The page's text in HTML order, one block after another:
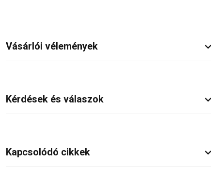
Vásárlói vélemények
Kérdések és válaszok
Kapcsolódó cikkek